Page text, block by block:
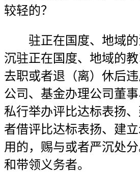
较轻的？
驻正在国度、地域的
沉驻正在国度、地域的
去职或者退（离）休后
公司、基金办理公司董事
私行举办评比达标表扬
者借评比达标表扬、建
用的，赐与或者严沉处
和带领义务者。